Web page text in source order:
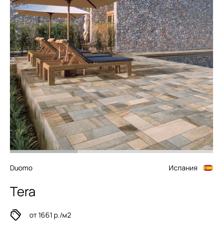
Duomo Испания
Tera
от 1661 р./м2